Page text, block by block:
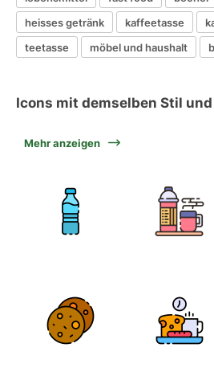
heisses getränk
kaffeetasse
teetasse
möbel und haushalt
Icons mit demselben Stil
Mehr anzeigen